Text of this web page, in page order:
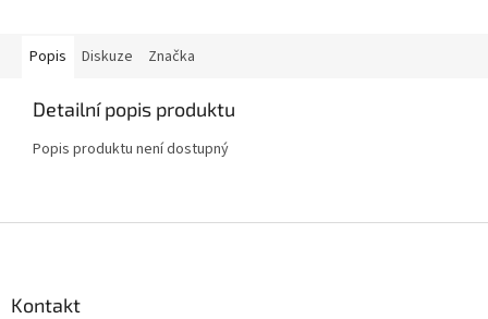
Popis Diskuze Značka
Detailní popis produktu
Popis produktu není dostupný
Kontakt